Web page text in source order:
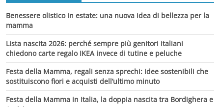
Benessere olistico in estate: una nuova idea di bellezza per la
mamma
Lista nascita 2026: perché sempre più genitori italiani
chiedono carte regalo IKEA invece di tutine e peluche
Festa della Mamma, regali senza sprechi: idee sostenibili che
sostituiscono fiori e acquisti dell’ultimo minuto
Festa della Mamma in Italia, la doppia nascita tra Bordighera e